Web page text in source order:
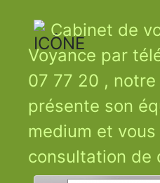
Cabinet de
Voyance par
07 77 20 ,
présente son
medium et
consultation de